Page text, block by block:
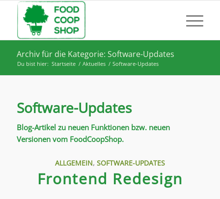
Archiv für die Kategorie: Software-Updates
Du bist hier: Startseite / Aktuelles / Software-Updates
Software-Updates
Blog-Artikel zu neuen Funktionen bzw. neuen
Versionen vom FoodCoopShop.
ALLGEMEIN, SOFTWARE-UPDATES
Frontend Redesign